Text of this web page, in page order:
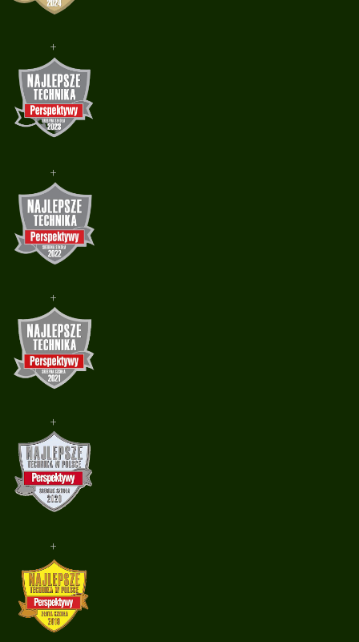
+
+
+
+
+